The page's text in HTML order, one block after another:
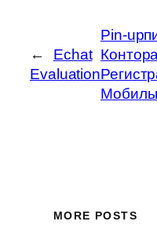
←
Echat
Evaluation
Pin-
MORE POSTS